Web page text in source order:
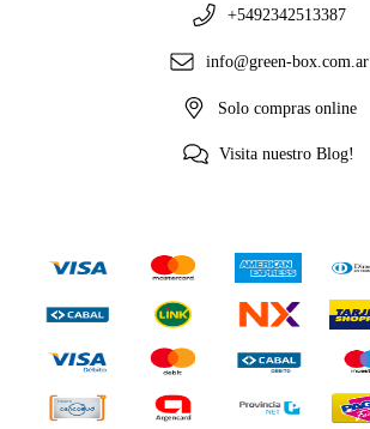
+5492342513387
info@green-box.com.ar
Solo compras online
Visita nuestro Blog!